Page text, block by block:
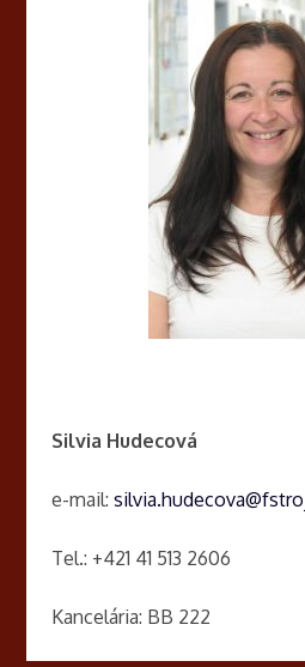
Silvia Hudecová
e-mail:
Tel.: +421 41 513 2606
Kancelária: BB 222